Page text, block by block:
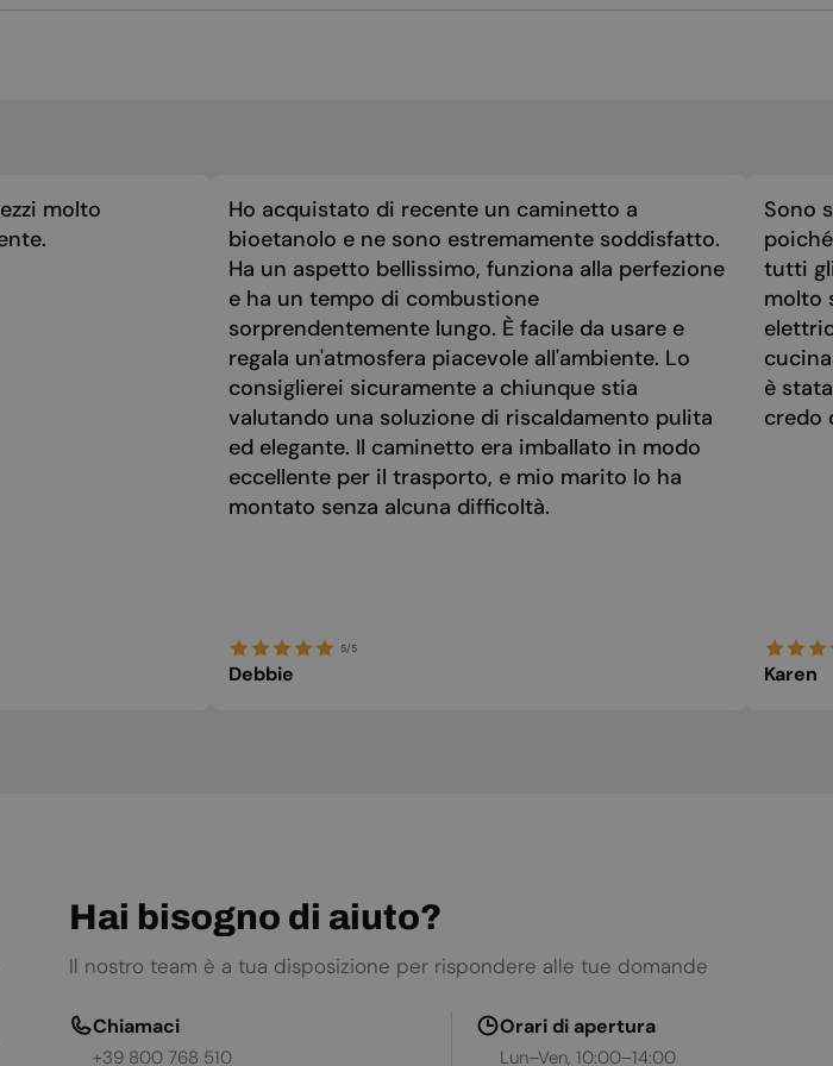
molto
Ho acquistato di recente un caminetto a
bioetanolo e ne sono estremamente soddisfatto.
Ha un aspetto bellissimo, funziona alla perfezione
e ha un tempo di combustione
sorprendentemente lungo. È facile da usare e
regala un'atmosfera piacevole all'ambiente. Lo
consiglierei sicuramente a chiunque stia
valutando una soluzione di riscaldamento pulita
ed elegante. Il caminetto era imballato in modo
eccellente per il trasporto, e mio marito lo ha
montato senza alcuna difficoltà.
5/5
Debbie
Sono
tutti
molto
è
credo
Karen
Hai bisogno di aiuto?
Il nostro team è a tua disposizione per rispondere alle tue domande
Chiamaci
+39 800 768 510
Orari di apertura
Lun–Ven, 10:00–14:00
RUSSIAN
SERBIAN
SLOVENIAN
SPANISH
SWEDISH
TURKISH
UKRAINIAN